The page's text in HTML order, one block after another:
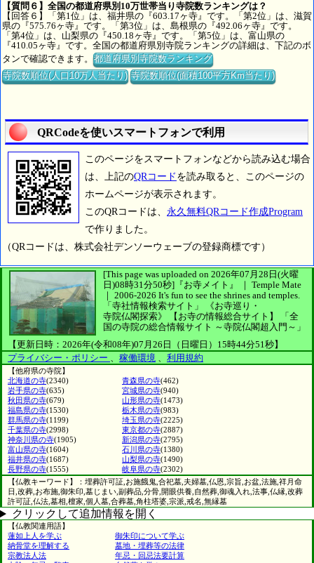
【質問６】全国の都道府県別10万世帯当り寺院数ランキングは？
【回答６】「第1位」は、福井県の『603.17ヶ寺』です。「第2位」は、滋賀
県の『575.76ヶ寺』です。「第3位」は、島根県の『492.06ヶ寺』です。
「第4位」は、山梨県の『450.18ヶ寺』です。「第5位」は、富山県の
『410.05ヶ寺』です。全国の都道府県別寺院ランキングの詳細は、下記のボ
タンで確認できます。都道府県別寺院数ランキング
寺院数順位(人口10万人当たり) 寺院数順位(面積100平方Km当たり)
QRCodeを使いスマートフォンで利用
このページをスマートフォンなどから読み込む場合
は、上記のQRコード を読み取ると、このページの
ホームページが表示されます。
このQRコードは、 永久無料QRコード作成Program
で作りました。
（QRコードは、株式会社デンソーウェーブの登録商標です）
[This page was uploaded on 2026年07月28日(火曜
日)08時31分50秒] 『お寺メイト』 ｜ Temple Mate
｜ 2006-2026 It's fun to see the shrines and temples.
「寺社情報検索サイト」
《お寺巡り・
寺院仏閣探索》
【お寺の情報総合サイト】
「全
国の寺院の総合情報サイト ～寺院仏閣超入門～」
【更新日時：2026年(令和08年)07月26日（日曜日）15時44分51秒】
プライバシー・ポリシー 、 稼働環境 、 利用規約
【他府県の寺院】
北海道の寺(2340) 青森県の寺(462)
岩手県の寺(635) 宮城県の寺(940)
秋田県の寺(679) 山形県の寺(1473)
福島県の寺(1530) 栃木県の寺(983)
群馬県の寺(1199) 埼玉県の寺(2225)
千葉県の寺(2998) 東京都の寺(2887)
神奈川県の寺(1905) 新潟県の寺(2795)
富山県の寺(1604) 石川県の寺(1380)
福井県の寺(1687) 山梨県の寺(1490)
長野県の寺(1555) 岐阜県の寺(2302)
【仏教キーワード】：埋葬許可証,お施餓鬼,合祀墓,夫婦墓,仏恩,宗旨,お盆,法施,祥月命
日,改葬,お布施,御朱印,墓じまい,副葬品,分骨,開眼供養,自然葬,御魂入れ,法事,仏縁,改葬
許可証,仏法,墓相,檀家,個人墓,合葬墓,角柱塔婆,宗派,戒名,無縁墓
クリックして追加情報を開く
【仏教関連用語】
蓮如上人を学ぶ
御朱印について学ぶ
納骨堂を理解する
墓地・埋葬等の法律
宗教法人法
年忌・回忌法要計算